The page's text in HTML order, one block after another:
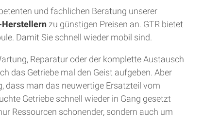
und fachlichen Beratung unserer
Herstellern zu günstigen Preisen an. GTR bietet
Damit Sie schnell wieder mobil sind.
Reparatur oder der komplette Austausch
das Getriebe mal den Geist aufgeben. Aber
dass man das neuwertige Ersatzteil vom
Getriebe schnell wieder in Gang gesetzt
Ressourcen schonender, sondern auch um